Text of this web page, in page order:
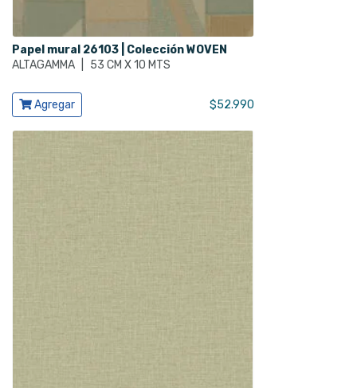
Papel mural 26103 | Colección WOVEN
ALTAGAMMA
53 CM X 10 MTS
Ver producto
Agregar $52.990